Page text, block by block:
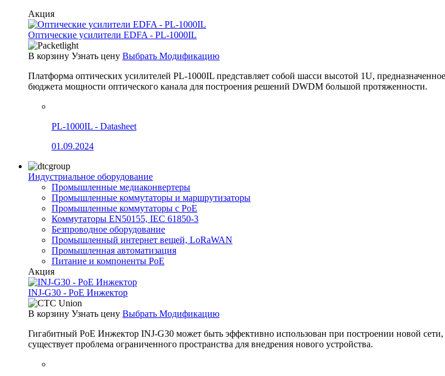
Акция
Оптические усилители EDFA - PL-1000IL
В корзину Узнать цену Выбрать Модификацию
Платформа оптических усилителей PL-1000IL представляет собой шасси высотой 1U,
бюджета мощности оптического канала для построения решений DWDM большой протяженности.
PL-1000IL - Datasheet
01.09.2024
Индустриальное оборудование
Промышленные медиаконвертеры
Промышленные коммутаторы и маршрутизаторы
Промышленные коммутаторы с PoE
Коммутаторы EN50155, IEC 61850-3
Безпроводное оборудование
Промышленный интернет вещей, LoRaWAN
Промышленная автоматизация
Питание и компоненты PoE
Акция
INJ-G30 - PoE Инжектор
В корзину Узнать цену Выбрать Модификацию
Гигабитный PoE Инжектор INJ-G30 может быть эффективно использован при построении новой
существует проблема ограниченного пространства для внедрения нового устройства.